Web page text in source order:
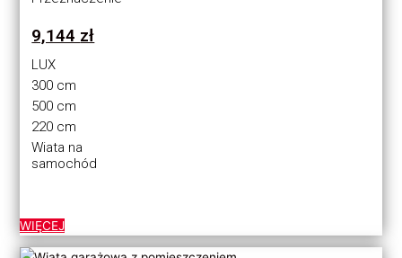
9,144 zł
LUX
300 cm
500 cm
220 cm
Wiata na
samochód
WIĘCEJ